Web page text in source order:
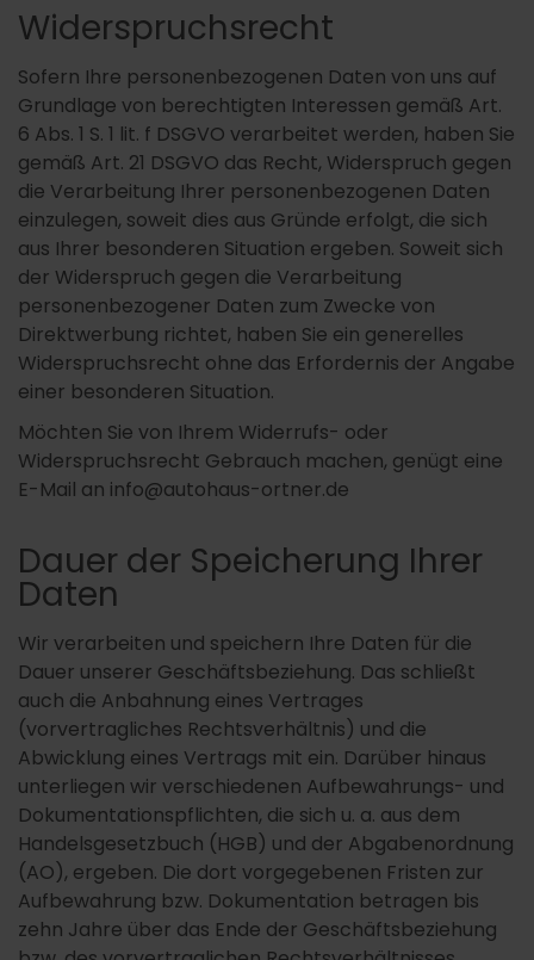
Widerspruchsrecht
Sofern Ihre personenbezogenen Daten von uns auf
Grundlage von berechtigten Interessen gemäß Art.
6 Abs. 1 S. 1 lit. f DSGVO verarbeitet werden, haben Sie
gemäß Art. 21 DSGVO das Recht, Widerspruch gegen
die Verarbeitung Ihrer personenbezogenen Daten
einzulegen, soweit dies aus Gründe erfolgt, die sich
aus Ihrer besonderen Situation ergeben. Soweit sich
der Widerspruch gegen die Verarbeitung
personenbezogener Daten zum Zwecke von
Direktwerbung richtet, haben Sie ein generelles
Widerspruchsrecht ohne das Erfordernis der Angabe
einer besonderen Situation.
Möchten Sie von Ihrem Widerrufs- oder
Widerspruchsrecht Gebrauch machen, genügt eine
E-Mail an info@autohaus-ortner.de
Dauer der Speicherung Ihrer
Daten
Wir verarbeiten und speichern Ihre Daten für die
Dauer unserer Geschäftsbeziehung. Das schließt
auch die Anbahnung eines Vertrages
(vorvertragliches Rechtsverhältnis) und die
Abwicklung eines Vertrags mit ein. Darüber hinaus
unterliegen wir verschiedenen Aufbewahrungs- und
Dokumentationspflichten, die sich u. a. aus dem
Handelsgesetzbuch (HGB) und der Abgabenordnung
(AO), ergeben. Die dort vorgegebenen Fristen zur
Aufbewahrung bzw. Dokumentation betragen bis
zehn Jahre über das Ende der Geschäftsbeziehung